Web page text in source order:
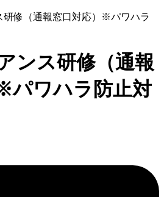
研修（通報窓口対応）※パワハラ
ンス研修（通報
パワハラ防止対